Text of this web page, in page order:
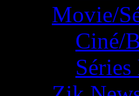
Movie/
Ciné/
Séries